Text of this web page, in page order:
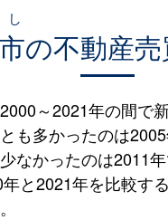
の不動産
～2021年の間で
も多かったのは2005
なかったのは2011
と2021年を比較す